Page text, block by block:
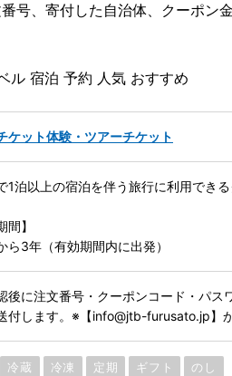
号、寄付した自治体、クーポン
ル 宿泊 予約 人気 おすすめ
ケット体験・ツアーチケット
1泊以上の宿泊を伴う旅行に利用できる
間】
ら3年（有効期間内に出発）
後に注文番号・クーポンコード・パス
付します。※【info@jtb-furusato.jp】
冷蔵 冷凍 定期 ギフト のし